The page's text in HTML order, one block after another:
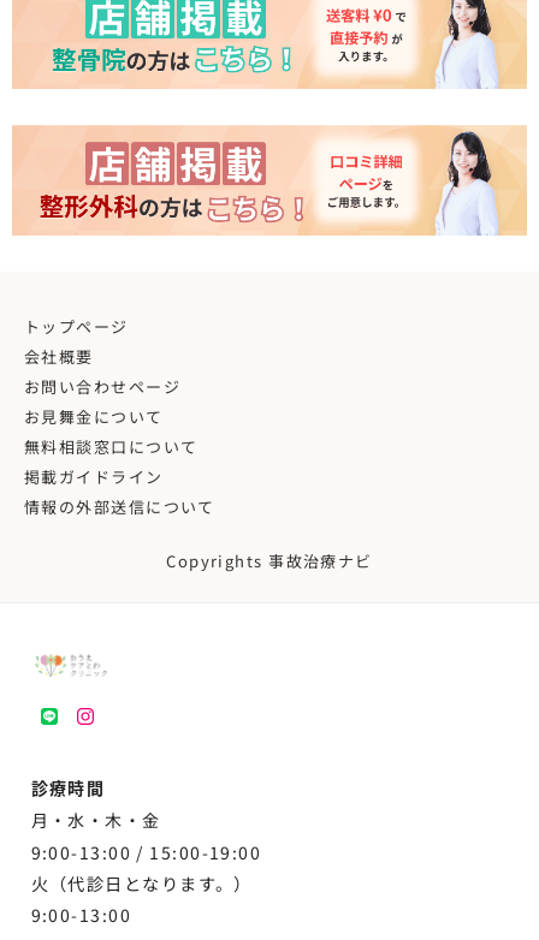
トップページ
会社概要
お問い合わせページ
お見舞金について
無料相談窓口について
掲載ガイドライン
情報の外部送信について
Copyrights 事故治療ナビ
LINEinstagram
診療時間
月・水・木・金
9:00-13:00 / 15:00-19:00
火（代診日となります。）
9:00-13:00